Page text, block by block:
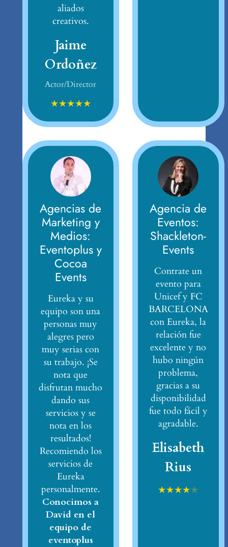
aliados
creativos.
Jaime
Ordoñez
Actor/Director
★★★★★
Agencias de
Marketing y
Medios:
Eventoplus y
Cocoa
Events
Eureka y su
equipo son una
personas muy
alegres pero
muy serias con
su trabajo. ¡Se
nota que
disfrutan mucho
dando sus
servicios y se
nota en los
resultados!
Recomiendo los
servicios de
Eureka
personalmente.
Conocimos a
David en el
equipo de
eventoplus
Agencia de
Eventos:
Shackleton-
Events
Contrate un
evento para
Unicef y FC
BARCELONA
con Eureka, la
relación fue
excelente y no
hubo ningún
problema,
gracias a su
disponibilidad
fue todo fácil y
agradable.
Elisabeth
Rius
★★★★★